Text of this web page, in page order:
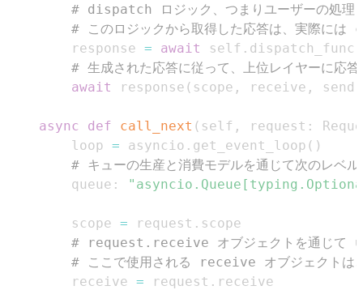
# dispatch ロジック、つまりユーザーの処理
# このロジックから取得した応答は、実際に
        response
= await self . dispatch_func
# 生成された応答に従って、上位レイヤーに応
await
response ( scope , receive , send
async def call_next ( self , request :
        loop
= asyncio . get_event_loop ( )
# キューの生産と消費モデルを通じて次のレベ
        queue
:
        scope
= request .
# request.receive オブジェクトを通じて
# ここで使用される receive オブジェクト
        receive
= request .